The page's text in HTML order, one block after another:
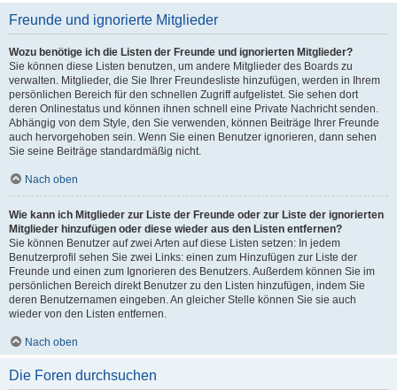
Freunde und ignorierte Mitglieder
Wozu benötige ich die Listen der Freunde und ignorierten Mitglieder?
Sie können diese Listen benutzen, um andere Mitglieder des Boards zu
verwalten. Mitglieder, die Sie Ihrer Freundesliste hinzufügen, werden in Ihrem
persönlichen Bereich für den schnellen Zugriff aufgelistet. Sie sehen dort
deren Onlinestatus und können ihnen schnell eine Private Nachricht senden.
Abhängig von dem Style, den Sie verwenden, können Beiträge Ihrer Freunde
auch hervorgehoben sein. Wenn Sie einen Benutzer ignorieren, dann sehen
Sie seine Beiträge standardmäßig nicht.
Nach oben
Wie kann ich Mitglieder zur Liste der Freunde oder zur Liste der ignorierten
Mitglieder hinzufügen oder diese wieder aus den Listen entfernen?
Sie können Benutzer auf zwei Arten auf diese Listen setzen: In jedem
Benutzerprofil sehen Sie zwei Links: einen zum Hinzufügen zur Liste der
Freunde und einen zum Ignorieren des Benutzers. Außerdem können Sie im
persönlichen Bereich direkt Benutzer zu den Listen hinzufügen, indem Sie
deren Benutzernamen eingeben. An gleicher Stelle können Sie sie auch
wieder von den Listen entfernen.
Nach oben
Die Foren durchsuchen